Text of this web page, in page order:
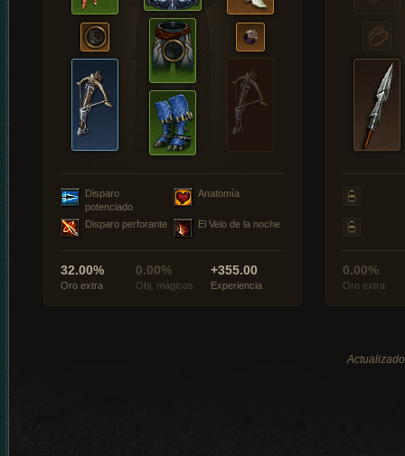
Disparo
potenciado
Anatomía
Disparo perforante El Velo de la noche
32.00%
Oro extra
0.00%
Obj. mágicos
+355.00
Experiencia
0.00%
Oro extra